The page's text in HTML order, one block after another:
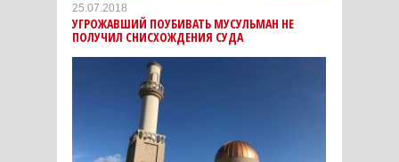
25.07.2018
УГРОЖАВШИЙ ПОУБИВАТЬ МУСУЛЬМАН НЕ
ПОЛУЧИЛ СНИСХОЖДЕНИЯ СУДА